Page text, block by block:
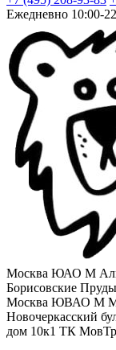
Ежедневно 10:00-
Москва ЮАО М
Борисовские
Москва ЮВАО М
Новочеркасский
дом 10к1 ТК